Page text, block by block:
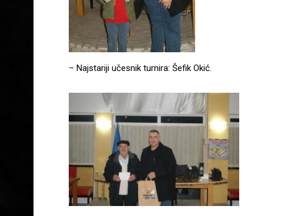
– Najstariji učesnik turnira: Šefik Okić.